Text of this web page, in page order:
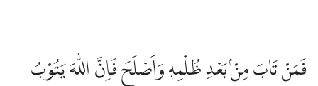
فَمَنْ تَابَ مِنْۢ بَعْدِ ظُلْمِهٖ وَاَصْلَحَ فَاِنَّ اللّٰهَ يَتُوْبُ